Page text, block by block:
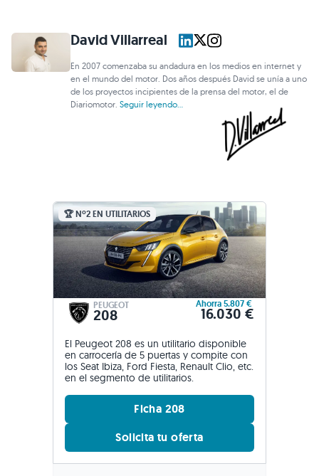
David Villarreal
En 2007 comenzaba su andadura en los medios en internet y
en el mundo del motor. Dos años después David se unía a uno
de los proyectos incipientes de la prensa del motor, el de
Diariomotor.Seguir leyendo...
🏆 Nº2 EN UTILITARIOS
PEUGEOT
208
Ahorra 5.807 €
16.030 €
El Peugeot 208 es un utilitario disponible
en carrocería de 5 puertas y compite con
los Seat Ibiza, Ford Fiesta, Renault Clio, etc.
en el segmento de utilitarios.
Ficha 208
Solicita tu oferta